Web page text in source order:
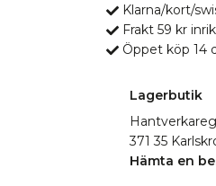
Klarna/kort/
Frakt 59 kr
Öppet köp 14
Lagerbutik
371 35
Hämta en